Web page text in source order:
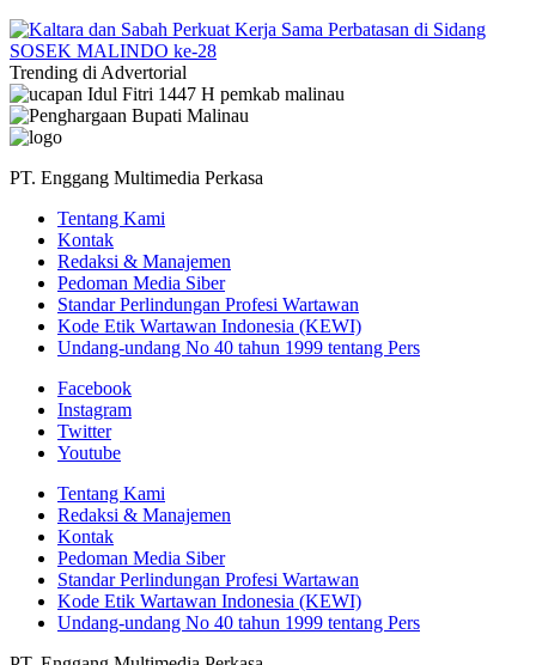
Trending di Advertorial
PT. Enggang Multimedia Perkasa
Tentang Kami
Kontak
Redaksi & Manajemen
Pedoman Media Siber
Standar Perlindungan Profesi Wartawan
Kode Etik Wartawan Indonesia (KEWI)
Undang-undang No 40 tahun 1999 tentang Pers
Facebook
Instagram
Twitter
Youtube
Tentang Kami
Redaksi & Manajemen
Kontak
Pedoman Media Siber
Standar Perlindungan Profesi Wartawan
Kode Etik Wartawan Indonesia (KEWI)
Undang-undang No 40 tahun 1999 tentang Pers